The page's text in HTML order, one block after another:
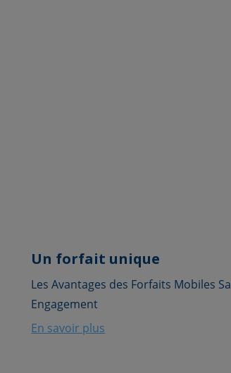
Un forfait unique
Les Avantages des Forfaits Mobiles
Engagement
En savoir plus